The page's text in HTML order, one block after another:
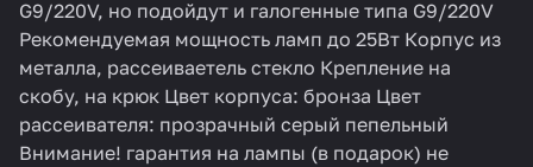
G9/220V, но подойдут и галогенные типа G9/220V
Рекомендуемая мощность ламп до 25Вт Корпус из
металла, рассеиваетель стекло Крепление на
скобу, на крюк Цвет корпуса: бронза Цвет
рассеивателя: прозрачный серый пепельный
Внимание! гарантия на лампы (в подарок) не